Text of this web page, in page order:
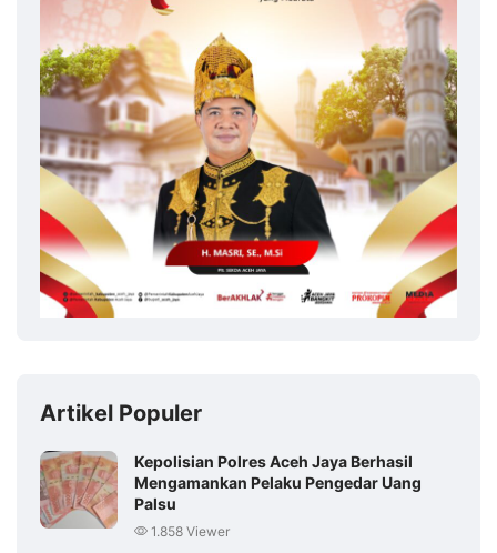
Artikel Populer
Kepolisian Polres Aceh Jaya Berhasil
Mengamankan Pelaku Pengedar Uang
Palsu
1.858 Viewer